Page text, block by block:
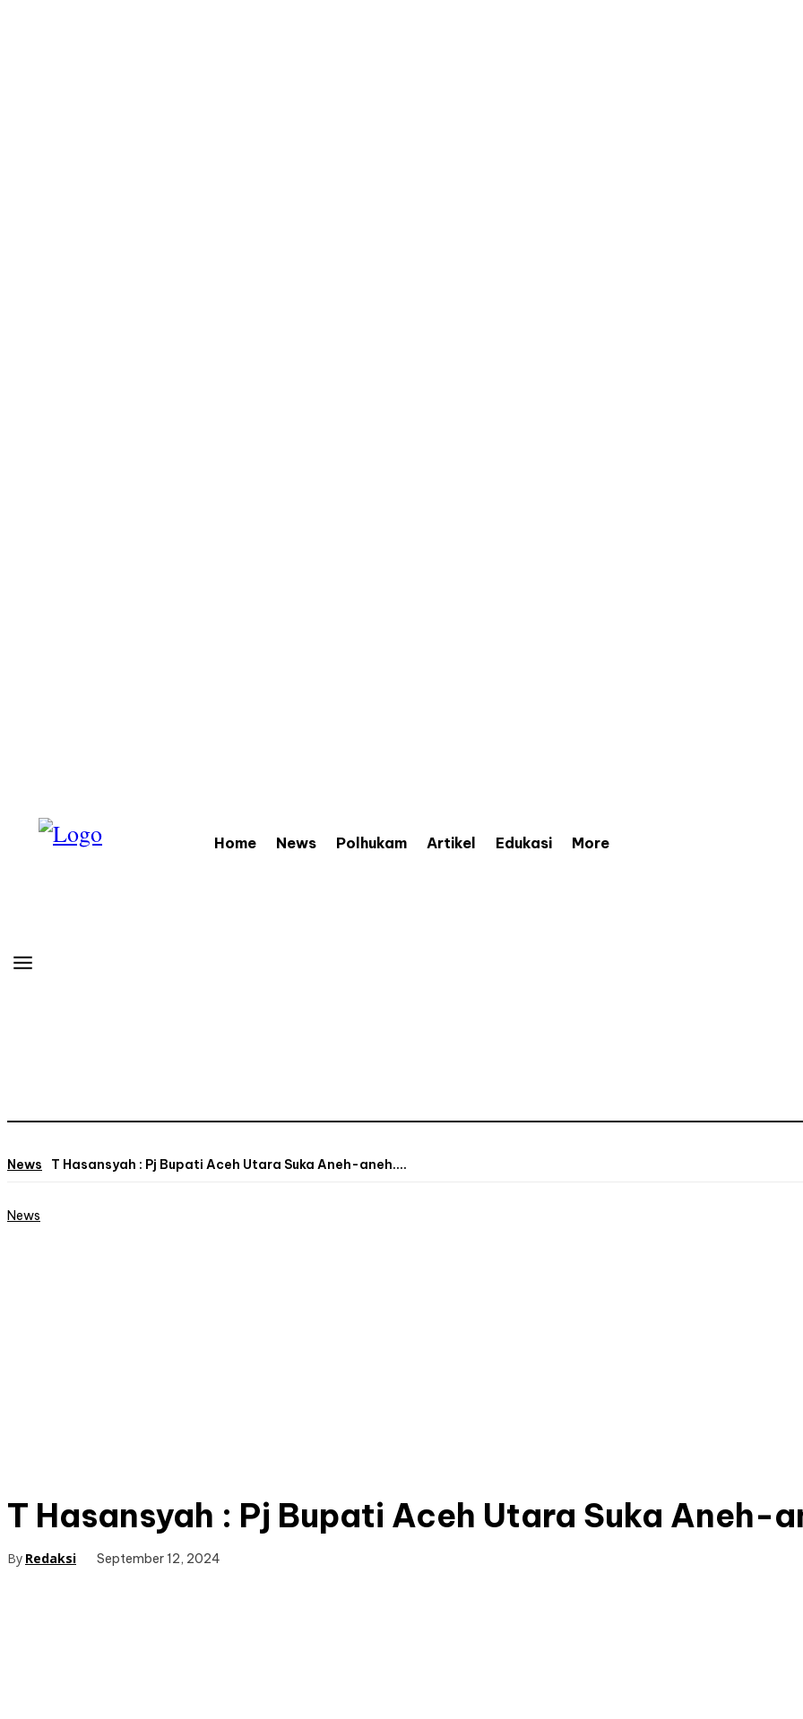
Home News Polhukam Artikel Edukasi More
News T Hasansyah : Pj Bupati Aceh Utara Suka Aneh-aneh….
News
T Hasansyah : Pj Bupati Aceh Utara Suka Aneh-
By Redaksi September 12, 2024